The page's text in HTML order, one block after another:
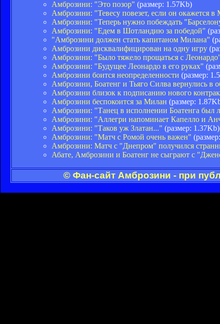
Амброзини: "Это позор" (размер: 1.57Kb)
Амброзини: "Тевесу повезет, если он окажется
Амброзини: "Теперь нужно побеждать
Амброзини: "Едем в Шотландию за победой"
"Амброзини должен стать капитаном Милана"
Амброзини дисквалифицирован на одну игру
Амброзини: "Было тяжело прощаться с
Амброзини: "Будущее Леонардо в его руках"
Амброзини боится неопределенности (размер:
Амброзини, Боатенг и Тьяго Силва вернулись
Амброзини близок к подписанию нового
Амброзини беспокоится за Милан (размер:
Амброзини: "Танец в исполнении Боатенга был
Амброзини: "Аллегри напоминает Капелло и
Амброзини: "Таков уж Златан..." (размер: 1.37Kb)
Амброзини: "Матч с Ромой очень важен"
Амброзини: Матч с "Днепром" получился
Абате, Амброзини и Боатенг не сыграют с
© Фан-сайт Амброзини - при